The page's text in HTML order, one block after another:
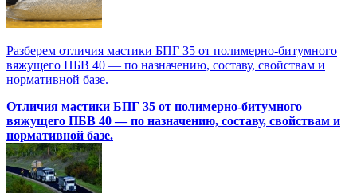
Разберем отличия мастики БПГ 35 от полимерно‑битумного
вяжущего ПБВ 40 — по назначению, составу, свойствам и
нормативной базе.
Отличия мастики БПГ 35 от полимерно‑битумного
вяжущего ПБВ 40 — по назначению, составу, свойствам и
нормативной базе.